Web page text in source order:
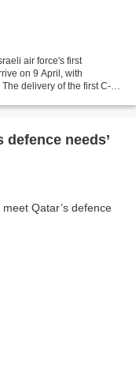
air force's first
on 9 April, with
delivery of the first C-
defence needs’